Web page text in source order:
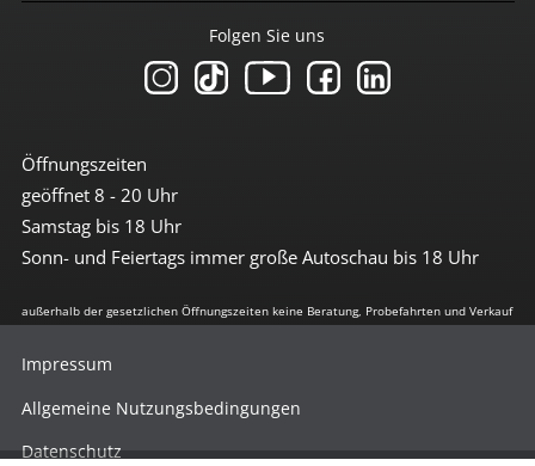
Öffnungszeiten
geöffnet 8 - 20 Uhr
Samstag bis 18 Uhr
Sonn- und Feiertags immer große Autoschau bis 18 Uhr
Folgen Sie uns
außerhalb der gesetzlichen Öffnungszeiten keine Beratung, Probefahrten und Verkauf
Impressum
Allgemeine Nutzungsbedingungen
Datenschutz